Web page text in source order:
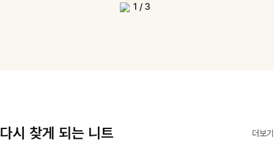
1 / 3
다시 찾게 되는 니트 더보기